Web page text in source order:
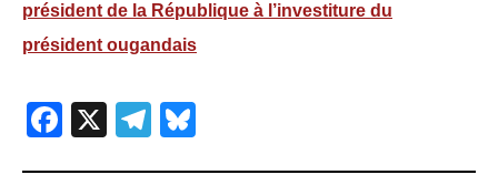
président de la République à l’investiture du
président ougandais
Facebook
X Telegram